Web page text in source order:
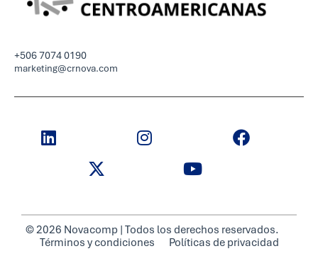
+506 7074 0190
marketing@crnova.com
© 2026 Novacomp | Todos los derechos reservados.
Términos y condiciones
Políticas de privacidad